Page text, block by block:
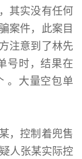
其实没有任何
案件，此案目
注意到了林先
号时，结果在
。大量空包单
，控制着兜售
人张某实际控